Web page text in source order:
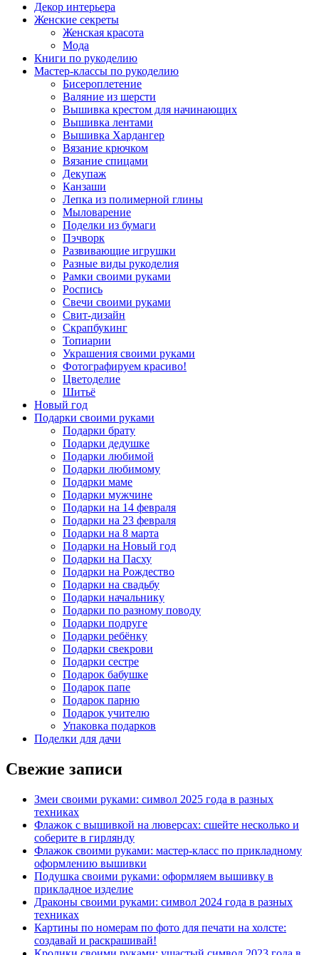
Декор интерьера
Женские секреты
Женская красота
Мода
Книги по рукоделию
Мастер-классы по рукоделию
Бисероплетение
Валяние из шерсти
Вышивка крестом для начинающих
Вышивка лентами
Вышивка Хардангер
Вязание крючком
Вязание спицами
Декупаж
Канзаши
Лепка из полимерной глины
Мыловарение
Поделки из бумаги
Пэчворк
Развивающие игрушки
Разные виды рукоделия
Рамки своими руками
Роспись
Свечи своими руками
Свит-дизайн
Скрапбукинг
Топиарии
Украшения своими руками
Фотографируем красиво!
Цветоделие
Шитьё
Новый год
Подарки своими руками
Подарки брату
Подарки дедушке
Подарки любимой
Подарки любимому
Подарки маме
Подарки мужчине
Подарки на 14 февраля
Подарки на 23 февраля
Подарки на 8 марта
Подарки на Новый год
Подарки на Пасху
Подарки на Рождество
Подарки на свадьбу
Подарки начальнику
Подарки по разному поводу
Подарки подруге
Подарки ребёнку
Подарки свекрови
Подарки сестре
Подарок бабушке
Подарок папе
Подарок парню
Подарок учителю
Упаковка подарков
Поделки для дачи
Свежие записи
Змеи своими руками: символ 2025 года в разных
техниках
Флажок с вышивкой на люверсах: сшейте несколько и
соберите в гирлянду
Флажок своими руками: мастер-класс по прикладному
оформлению вышивки
Подушка своими руками: оформляем вышивку в
прикладное изделие
Драконы своими руками: символ 2024 года в разных
техниках
Картины по номерам по фото для печати на холсте:
создавай и раскрашивай!